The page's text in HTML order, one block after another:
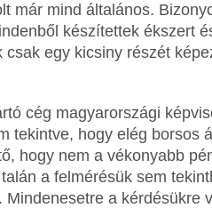
már mind általános.
készítettek ékszert
csak egy kicsiny részét
cég magyarországi
tekintve, hogy elég borsos
hogy nem a vékonyabb
a felmérésük sem
Mindenesetre a kérdésükre